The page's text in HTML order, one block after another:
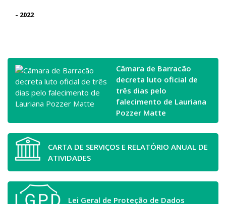
- 2022
Câmara de Barracão
decreta luto oficial de
três dias pelo
falecimento de Lauriana
Pozzer Matte
CARTA DE SERVIÇOS E RELATÓRIO ANUAL DE
ATIVIDADES
Lei Geral de Proteção de Dados